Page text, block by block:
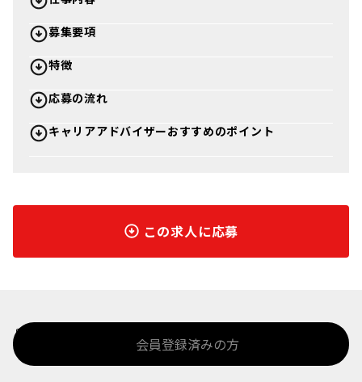
募集要項
特徴
応募の流れ
キャリアアドバイザーおすすめのポイント
この求人に応募
%>
会員登録済みの方